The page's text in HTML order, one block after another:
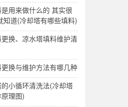
用来做什么的 其实很
知道(冷却塔有哪些填料)
换、凉水塔填料维护清
换与维护方法有哪几种
小循环清洗法(冷却塔
理图)